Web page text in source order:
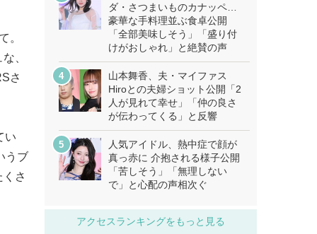
。
、
さ
い
うブ
さ
ダ・さつまいものカナッペ…
豪華な手料理並ぶ食卓公開
「全部美味しそう」「盛り付
けがおしゃれ」と絶賛の声
山本舞香、夫・マイファス
Hiroとの夫婦ショット公開「2
人が見れて幸せ」「仲の良さ
が伝わってくる」と反響
人気アイドル、熱中症で顔が
真っ赤に 介抱される様子公開
「苦しそう」「無理しない
で」と心配の声相次ぐ
アクセスランキングをもっと見る